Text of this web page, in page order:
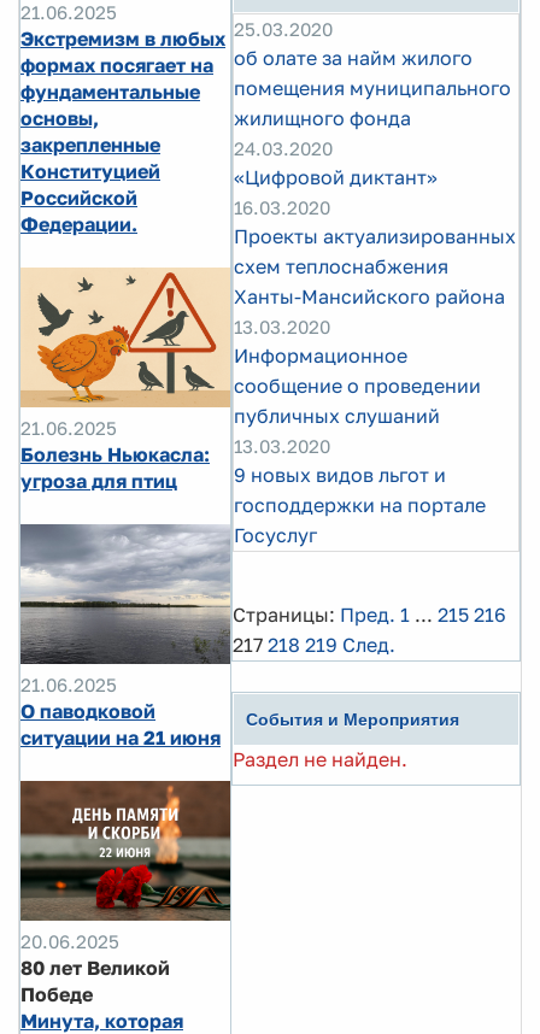
21.06.2025
Экстремизм в любых
формах посягает на
фундаментальные
основы,
закрепленные
Конституцией
Российской
Федерации.
21.06.2025
Болезнь Ньюкасла:
угроза для птиц
21.06.2025
О паводковой
ситуации на 21 июня
20.06.2025
80 лет Великой
Победе
Минута, которая
25.03.2020
об олате за найм жилого
помещения муниципального
жилищного фонда
24.03.2020
«Цифровой диктант»
16.03.2020
Проекты актуализированных
схем теплоснабжения
Ханты-Мансийского района
13.03.2020
Информационное
сообщение о проведении
публичных слушаний
13.03.2020
9 новых видов льгот и
господдержки на портале
Госуслуг
Страницы: Пред. 1 ... 215 216
217 218 219 След.
События и Мероприятия
Раздел не найден.